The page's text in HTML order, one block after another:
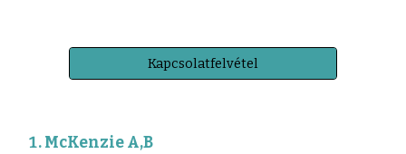
Kapcsolatfelvétel
McKenzie A,B